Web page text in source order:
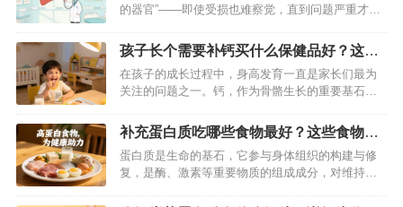
的器官”——即使受损也难察觉，直到问题严重才会
“早养护”。今天分享一套科学易懂的养肝护肝方法，
从饮食、作息、情绪到习惯，全方位守护肝脏健康
～…
孩子长个需要补钙买什么保健品好？这款
纽崔莱产品别错过
在孩子的成长过程中，身高发育一直是家长们最为
关注的问题之一。钙，作为骨骼生长的重要基石，
子呱呱坠地，到茁壮成长，骨骼不断发育，钙的充
足供应是骨骼健康生长的保障。如果孩子缺钙，可
能会出现生长缓慢、骨骼发育不良等问题 ，影响孩
子一生的健康。所以，为孩子选择一款…
补充蛋白质吃哪些食物最好？这些食物可
别错过
蛋白质是生命的基石，它参与身体组织的构建与修
复，是酶、激素等重要物质的组成成分，对维持人